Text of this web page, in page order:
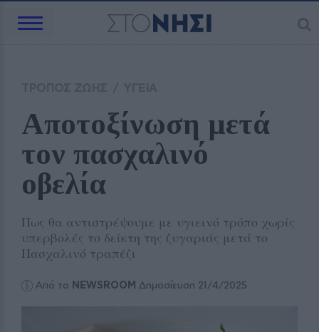
Αποτοξίνωση μετά
τον πασχαλινό
οβελία
Πως θα αντιστρέψουμε με υγιεινό τρόπο χωρίς
υπερβολές το δείκτη της ζυγαριάς μετά το
Πασχαλινό τραπέζι
Από το NEWSROOM Δημοσίευση 21/4/2025